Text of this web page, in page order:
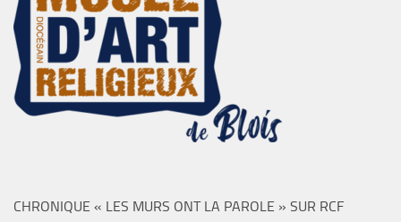
CHRONIQUE « LES MURS ONT LA PAROLE » SUR RCF